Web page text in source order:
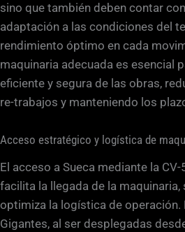
sino que también deben contar
adaptación a las condiciones del
rendimiento óptimo en cada
maquinaria adecuada es esencial
eficiente y segura de las obras,
re-trabajos y manteniendo los
Acceso estratégico y logística de
El acceso a Sueca mediante la
facilita la llegada de la
optimiza la logística de operación.
Gigantes, al ser desplegadas